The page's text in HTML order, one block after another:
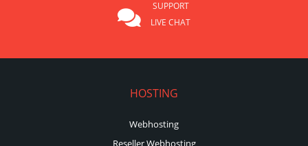
SUPPORT
LIVE CHAT
HOSTING
Webhosting
Reseller Webhosting